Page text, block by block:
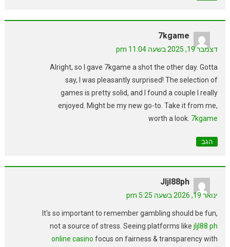
7kgame
דצמבר 19, 2025 בשעה 11:04 pm
Alright, so I gave 7kgame a shot the other day. Gotta
say, I was pleasantly surprised! The selection of
games is pretty solid, and I found a couple I really
enjoyed. Might be my new go-to. Take it from me,
worth a look. 7kgame
הגב
Jljl88ph
ינואר 19, 2026 בשעה 5:25 pm
It's so important to remember gambling should be fun,
not a source of stress. Seeing platforms likejljl88 ph
online casino focus on fairness & transparency with